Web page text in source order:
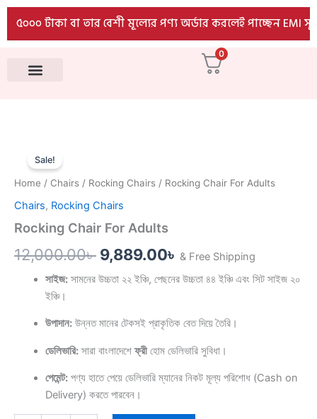
Skip
content
৫০০০ টাকা বা তার বেশী মূল্যের পণ্য অর্ডার করলেই পাচ্ছেন EMI
0
Sale!
Home / Chairs / Rocking Chairs / Rocking Chair For Adults
Chairs, Rocking Chairs
Rocking Chair For Adults
12,000.00৳
price
was:
12,000.00৳ .
9,889.00৳
price
& Free Shipping
সাইজ:সামনের উচ্চতা ২২ ইঞ্চি, পেছনের উচ্চতা ৪৪ ইঞ্চি এবং সিট সাইজ ২০
ইঞ্চি।
উপাদান:উন্নত মানের টেকসই প্রাকৃতিক বেত দিয়ে তৈরি।
ডেলিভারি:সারা বাংলাদেশেফ্রীহোম ডেলিভারি সুবিধা।
পেমেন্ট:পণ্য হাতে পেয়ে ডেলিভারি ম্যানের নিকট মূল্য পরিশোধ (Cash on
Delivery) করতে পারবেন।
Chair
Adults
quantity
Adults
quantity